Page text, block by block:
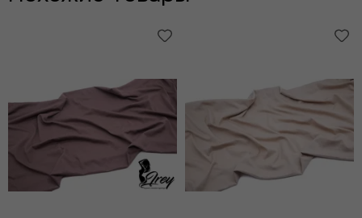
(экстра-пенье, супер-пенье), пенье - высокое качество.
ниже. Наша кулирка качества пенье. Кулирка пенье - это
Волокна основы длинные, поэтому материал получается
гладкий, устойчивый к износу, держит форму и не
видоизменяется после стирки.
У нашей кулирки средняя плотность - 140 г/кв.м. Изделия из
нее получаются легкими и воздушными. Изначально мы